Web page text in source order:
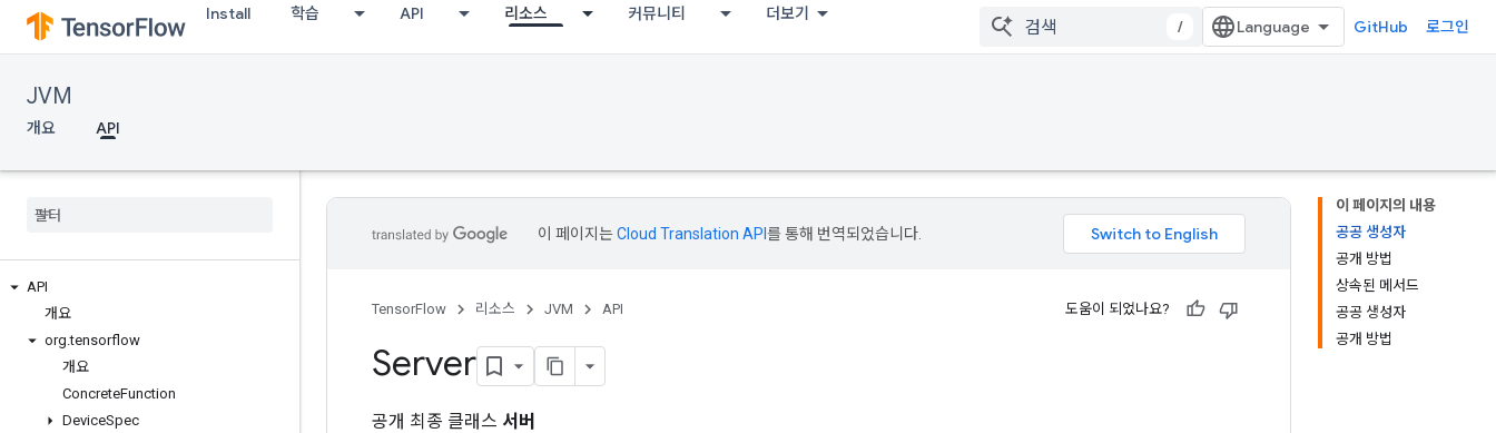
Install 학습 API 리소스 커뮤니티 더보기
/ GitHub 로그인
JVM
개요 API
API
개요
org.tensorflow
개요
ConcreteFunction
DeviceSpec
이 페이지의 내용
공공 생성자
공개 방법
상속된 메서드
공공 생성자
공개 방법
이 페이지는Cloud Translation API 를 통해 번역되었습니다.
TensorFlow 리소스 JVM API 도움이 되었나요?
Server
공개 최종 클래스 서버